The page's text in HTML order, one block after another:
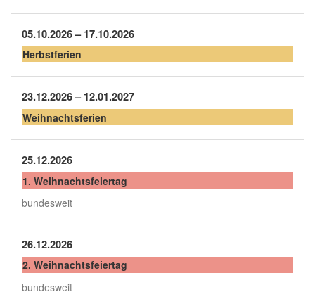
05.10.2026 – 17.10.2026
Herbstferien
23.12.2026 – 12.01.2027
Weihnachtsferien
25.12.2026
1. Weihnachtsfeiertag
bundesweit
26.12.2026
2. Weihnachtsfeiertag
bundesweit